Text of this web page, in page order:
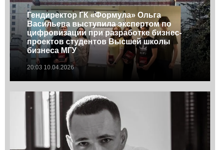
Гендиректор ГК «Формула» Ольга
Васильева выступила экспертом по
цифровизации при разработке бизнес-
проектов студентов Высшей школы
бизнеса МГУ
20:03 10.04.2026